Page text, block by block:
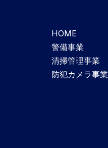
HOME
警備事業
清掃管理事業
防犯カメラ事業